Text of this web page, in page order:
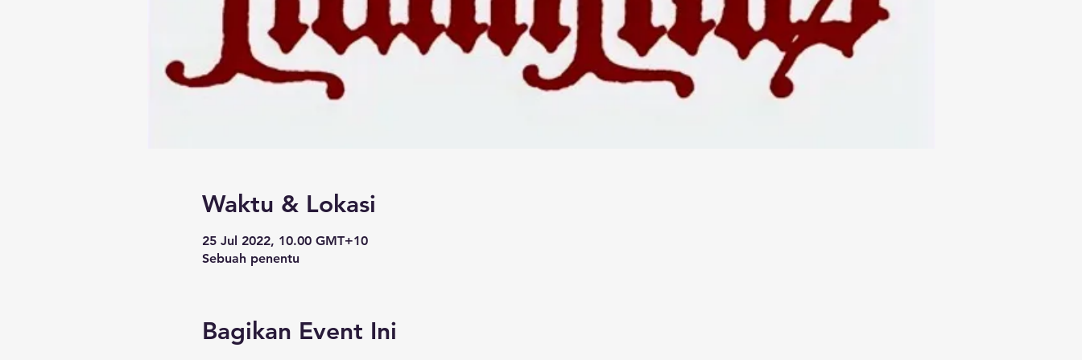
Waktu & Lokasi
25 Jul 2022, 10.00 GMT+10
Sebuah penentu
Bagikan Event Ini